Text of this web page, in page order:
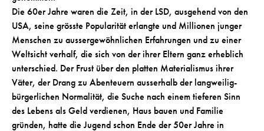
Die 60er Jahre waren die Zeit, in der LSD, ausgehend von den
USA, seine grösste Popularität erlangte und Millionen junger
Menschen zu aussergewöhnlichen Erfahrungen und zu einer
Weltsicht verhalf, die sich von der ihrer Eltern ganz erheblich
unterschied. Der Frust über den platten Materialismus ihrer
Väter, der Drang zu Abenteuern ausserhalb der langweilig-
bürgerlichen Normalität, die Suche nach einem tieferen Sinn
des Lebens als Geld verdienen, Haus bauen und Familie
gründen, hatte die Jugend schon Ende der 50er Jahre in